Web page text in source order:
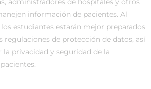
información de pacientes. Al
estudiantes estarán mejor preparados
regulaciones de protección de datos, así
la privacidad y seguridad de la